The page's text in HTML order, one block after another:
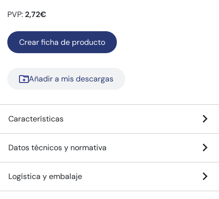
PVP:2,72€
Crear ficha de producto
Añadir a mis descargas
Características
Datos técnicos y normativa
Logística y embalaje